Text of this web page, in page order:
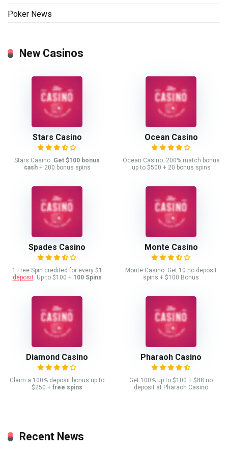
Poker News
New Casinos
Stars Casino
Stars Casino: Get $100 bonus
cash+ 200 bonus spins
Ocean Casino
Ocean Casino: 200% match bonus
up to $500 + 20 bonus spins
Spades Casino
1 Free Spin credited for every $1
deposit. Up to $100 + 100 Spins
Monte Casino
Monte Casino: Get 10 no deposit
spins + $100 Bonus
Diamond Casino
Claim a 100% deposit bonus up to
$250 + free spins
Pharaoh Casino
Get 100% up to $100 + $88 no
deposit at Pharaoh Casino
Recent News